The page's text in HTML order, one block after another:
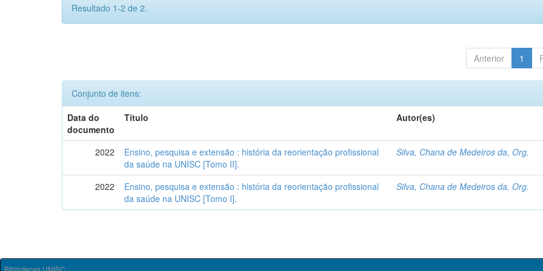
Resultado 1-2 de 2.
Anterior 1
Conjunto de itens:
Data do
documento
Título Autor(es)
2022
Ensino, pesquisa e extensão : história da reorientação profissional
da saúde na UNISC [Tomo II].
Silva, Chana de Medeiros da, Org.
2022
Ensino, pesquisa e extensão : história da reorientação profissional
da saúde na UNISC [Tomo I].
Silva, Chana de Medeiros da, Org.
Bibliotecas UNISC